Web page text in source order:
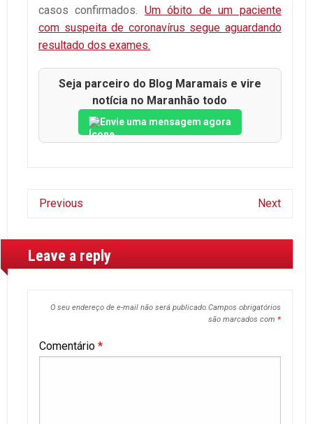
casos confirmados. Um óbito de um paciente
com suspeita de coronavírus segue aguardando
resultado dos exames.
Seja parceiro do Blog Maramais e vire
notícia no Maranhão todo
Envie uma mensagem agora
Previous Next
Leave a reply
O seu endereço de e-mail não será publicado.Campos obrigatórios
são marcados com *
Comentário *